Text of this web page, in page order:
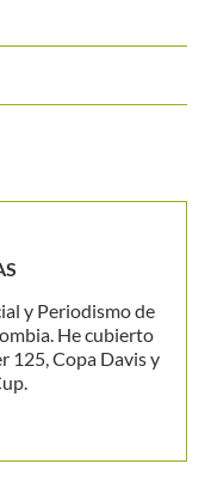
y Periodismo de
He cubierto
125, Copa Davis y